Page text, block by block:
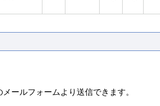
ールフォームより送信できます。